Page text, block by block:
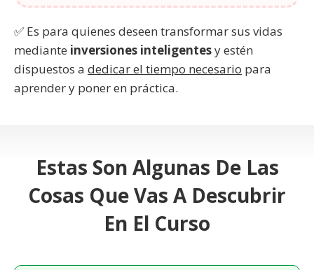
✅ Es para quienes deseen transformar sus vidas
mediante inversiones inteligentesy estén
dispuestos a dedicar el tiempo necesario para
aprender y poner en práctica.
Estas Son Algunas De Las
Cosas Que Vas A Descubrir
En El Curso